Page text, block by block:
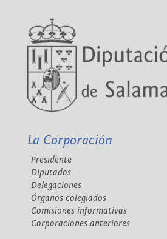
La Corporación
Presidente
Diputados
Delegaciones
Órganos colegiados
Comisiones informativas
Corporaciones anteriores